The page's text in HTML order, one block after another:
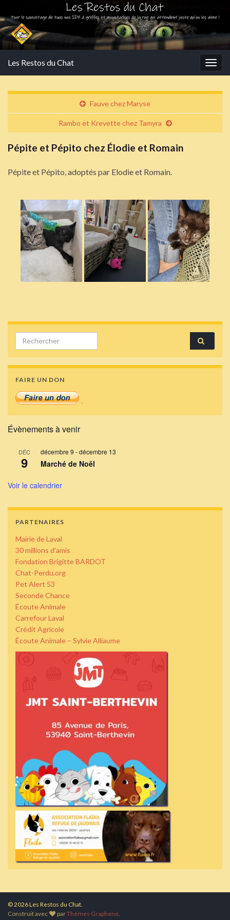
Les Restos du Chat
Fauve chez Maryse
Rambo et Krevette chez Tamyra
Pépite et Pépito chez Élodie et Romain
Pépite et Pépito, adoptés par Elodie et Romain.
Search for:
FAIRE UN DON
Évènements à venir
DÉC
9
décembre 9 -décembre 13
Marché de Noël
Voir le calendrier
PARTENAIRES
Mairie de Laval
30 millions d’amis
Fondation Brigitte BARDOT
Chat-Perdu.org
Pet Alert 53
Seconde Chance
Écoute Animale
Carrefour Laval
Crédit Agricole
Écoute Animale – Sylvie Alliaume
© 2026 Les Restos du Chat.
Construit avec
parThèmes Graphene